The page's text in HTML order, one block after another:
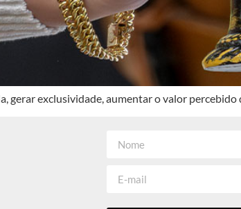
exclusividade, aumentar o valor percebido